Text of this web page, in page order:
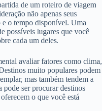
de um roteiro de viagem
não apenas seus
e o tempo disponível. Uma
possíveis lugares que você
cada um deles.
avaliar fatores como clima,
muito populares podem
mas também tendem a
pode ser procurar destinos
o que você está